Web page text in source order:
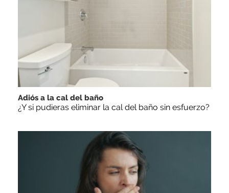
Adiós a la cal del baño
¿Y si pudieras eliminar la cal del baño sin esfuerzo?